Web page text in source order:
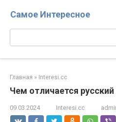
Самое Интересное
Поиск:
Главная » Interesi.cc
Чем отличается
09.03.2024 Interesi.cc